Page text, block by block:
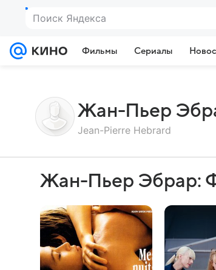
Поиск Яндекса
Фильмы Сериалы
Жан-Пьер
Jean-Pierre Hebrard
Жан-Пьер Эбрар: